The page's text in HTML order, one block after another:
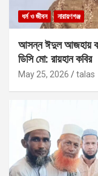
ধর্ম ও জীবন নারায়ণগঞ্জ
আসন্ন ঈদুল আজহায়
ডিসি মো: রায়হান কবির
May 25, 2026 talas